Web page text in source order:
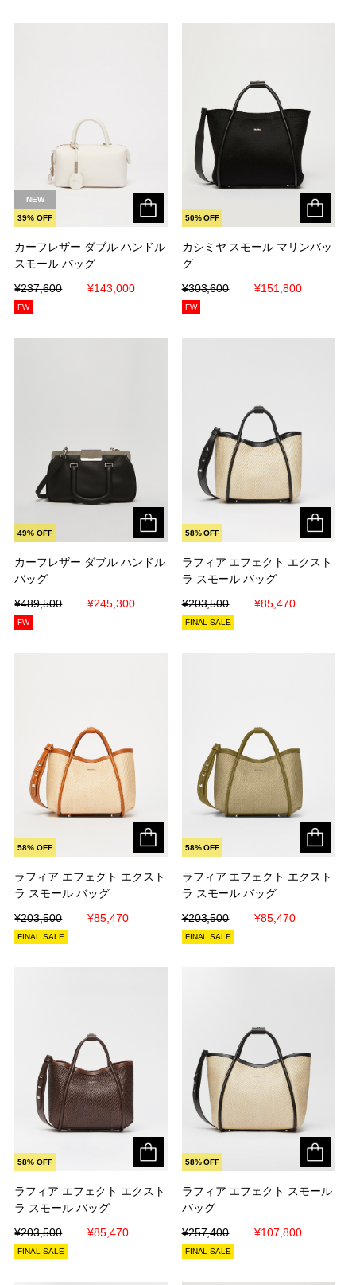
カーフレザー ダブル ハンドル
スモール バッグ
¥237,600
¥143,000
NEW
39% OFF
カーフレザー ダブル ハンドル
スモール バッグ
¥237,600
¥143,000
FW
カシミヤ スモール マリンバッ
グ
¥303,600
¥151,800
50% OFF
カシミヤ スモール マリンバッ
グ
¥303,600
¥151,800
FW
カーフレザー ダブル ハンドル
バッグ
¥489,500
¥245,300
49% OFF
カーフレザー ダブル ハンドル
バッグ
¥489,500
¥245,300
FW
ラフィア エフェクト エクスト
ラ スモール バッグ
¥203,500
¥85,470
58% OFF
ラフィア エフェクト エクスト
ラ スモール バッグ
¥203,500
¥85,470
FINAL SALE
ラフィア エフェクト エクスト
ラ スモール バッグ
¥203,500
¥85,470
58% OFF
ラフィア エフェクト エクスト
ラ スモール バッグ
¥203,500
¥85,470
FINAL SALE
ラフィア エフェクト エクスト
ラ スモール バッグ
¥203,500
¥85,470
58% OFF
ラフィア エフェクト エクスト
ラ スモール バッグ
¥203,500
¥85,470
FINAL SALE
ラフィア エフェクト エクスト
ラ スモール バッグ
¥203,500
¥85,470
58% OFF
ラフィア エフェクト エクスト
ラ スモール バッグ
¥203,500
¥85,470
FINAL SALE
ラフィア エフェクト スモール
バッグ
¥257,400
¥107,800
58% OFF
ラフィア エフェクト スモール
バッグ
¥257,400
¥107,800
FINAL SALE